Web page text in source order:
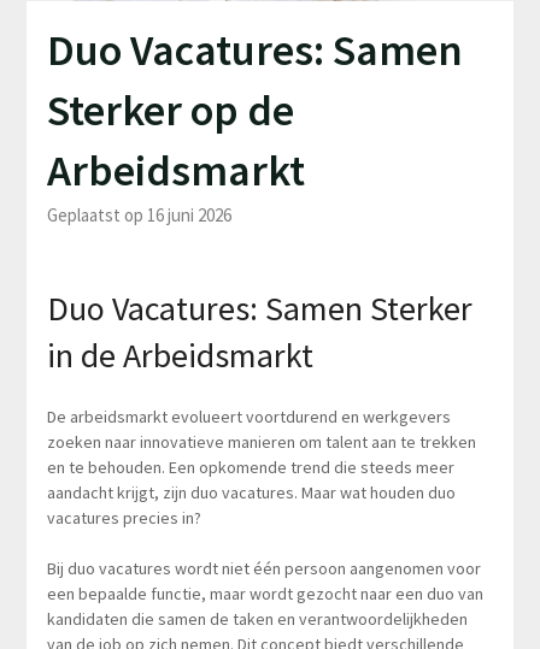
Duo Vacatures: Samen
Sterker op de
Arbeidsmarkt
Geplaatst op 16 juni 2026
Duo Vacatures: Samen Sterker
in de Arbeidsmarkt
De arbeidsmarkt evolueert voortdurend en werkgevers
zoeken naar innovatieve manieren om talent aan te trekken
en te behouden. Een opkomende trend die steeds meer
aandacht krijgt, zijn duo vacatures. Maar wat houden duo
vacatures precies in?
Bij duo vacatures wordt niet één persoon aangenomen voor
een bepaalde functie, maar wordt gezocht naar een duo van
kandidaten die samen de taken en verantwoordelijkheden
van de job op zich nemen. Dit concept biedt verschillende